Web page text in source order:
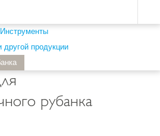
Инструменты
продукции
рубанка